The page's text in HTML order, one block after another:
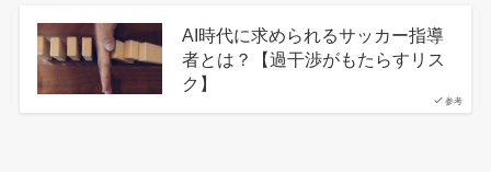
参考
AI時代に求められるサッカー指導
者とは？【過干渉がもたらすリス
ク】